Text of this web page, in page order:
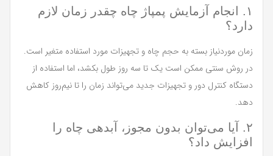
۱. انجام آزمایش پمپاژ چاه چقدر زمان لازم
دارد؟
زمان موردنیاز بسته به حجم چاه و تجهیزات مورد استفاده متغیر است.
در روش سنتی ممکن است یک تا سه روز طول بکشد، اما استفاده از
دستگاه کنترل دور و تجهیزات جدید می‌تواند زمان را تا نیم‌روز کاهش
دهد.
۲. آیا می‌توان بدون مجوز، آبدهی چاه را
افزایش داد؟